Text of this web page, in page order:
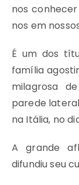
nos
nos em
É um dos
família
milagrosa
parede
na Itália, no
A grande
difundiu seu